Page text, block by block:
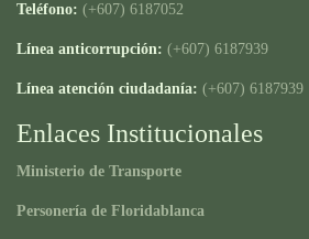
Teléfono: (+607) 6187052
Línea anticorrupción: (+607) 6187939
Línea atención ciudadanía: (+607) 6187939
Enlaces Institucionales
Ministerio de Transporte
Personería de Floridablanca